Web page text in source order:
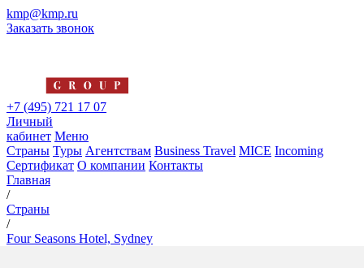
kmp@kmp.ru
Заказать звонок
+7 (495) 721 17 07
Личный
кабинет Меню
Страны Туры Агентствам Business Travel MICE Incoming
Сертификат О компании Контакты
Главная
/
Страны
/
Four Seasons Hotel, Sydney